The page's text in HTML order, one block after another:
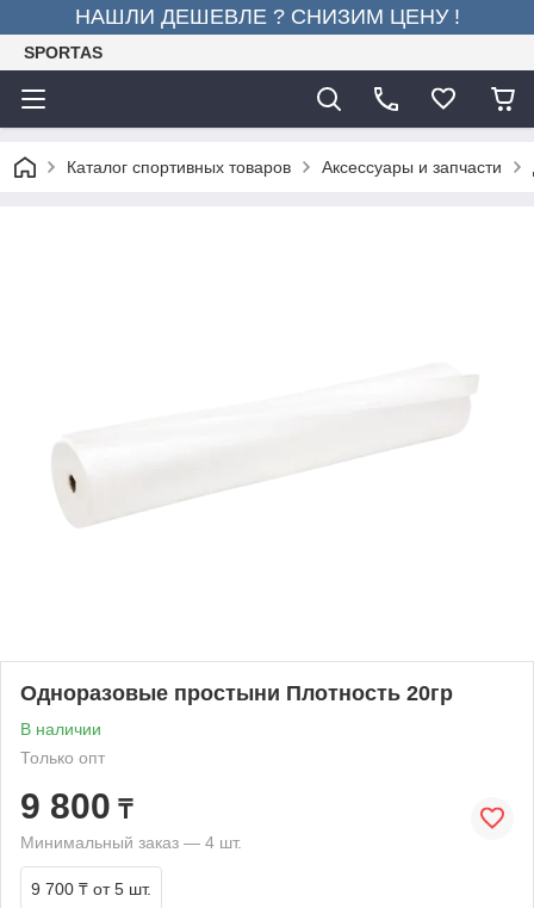
НАШЛИ ДЕШЕВЛЕ ? СНИЗИМ ЦЕНУ !
SPORTAS
Каталог спортивных товаров Аксессуары и запчасти
Одноразовые простыни Плотность 20гр
В наличии
Только опт
9 800 ₸
Минимальный заказ — 4 шт.
9 700 ₸ от 5 шт.